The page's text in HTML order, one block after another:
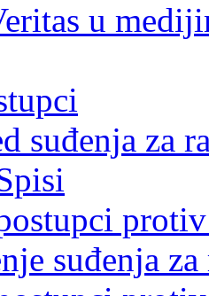
u
suđenja za
suđenja